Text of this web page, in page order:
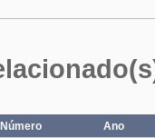
Número Ano